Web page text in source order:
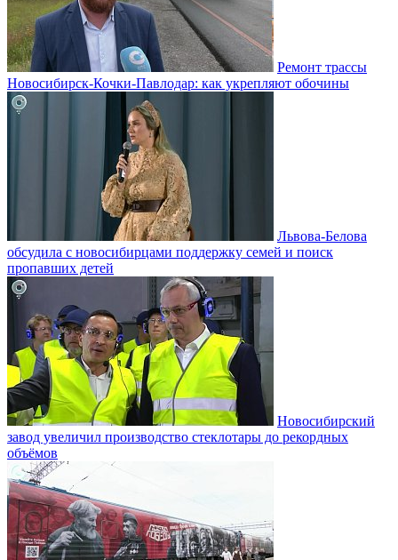
Ремонт трассы
Новосибирск-Кочки-Павлодар: как укрепляют обочины
Львова-Белова
обсудила с новосибирцами поддержку семей и поиск
пропавших детей
Новосибирский
завод увеличил производство стеклотары до рекордных
объёмов